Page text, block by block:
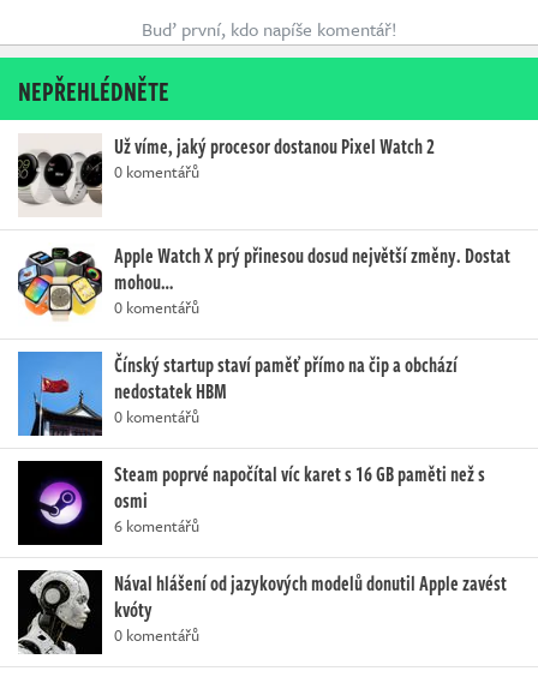
Buď první, kdo napíše komentář!
NEPŘEHLÉDNĚTE
Už víme, jaký procesor dostanou Pixel Watch 2
0 komentářů
Apple Watch X prý přinesou dosud největší změny. Dostat
mohou…
0 komentářů
Čínský startup staví paměť přímo na čip a obchází
nedostatek HBM
0 komentářů
Steam poprvé napočítal víc karet s 16 GB paměti než s
osmi
6 komentářů
Nával hlášení od jazykových modelů donutil Apple zavést
kvóty
0 komentářů